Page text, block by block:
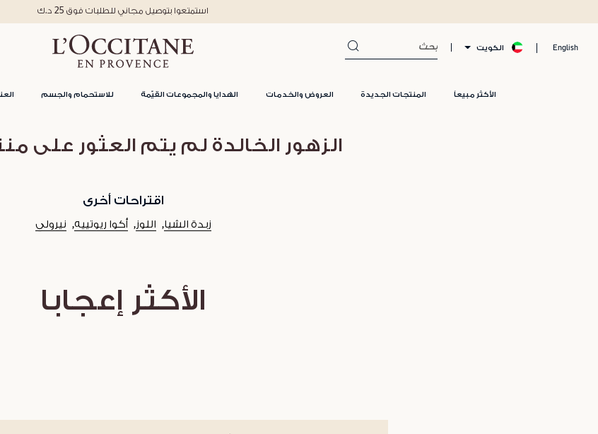
English الكويت
الأكثر مبيعاً المنتجات الجديدة العروض والخدمات الهدايا والمجموعات القيّمة للاستحمام والجسم
استمتعوا بتوصيل مجاني للطلبات فوق 25 د.ك
الزهور الخالدة لم يتم العثور على
اقتراحات أخرى
زبدة الشيا اللوز أكوا ريوتييه نيرولي
الأكثر إعجابا